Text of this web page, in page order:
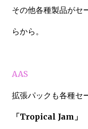
その他各種製品がセ
らから。
AAS
拡張パックも各種セ
「Tropical Jam」